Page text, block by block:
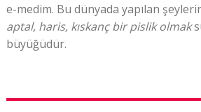
e-medim. Bu dünyada yapılan
aptal, haris, kıskanç bir pislik olmak
büyüğüdür.